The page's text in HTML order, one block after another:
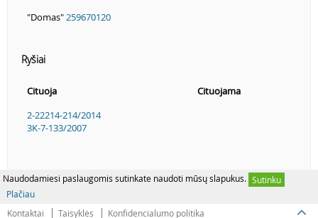
Naudodamiesi paslaugomis sutinkate naudoti mūsų slapukus. Sutinku
Plačiau
"Domas" 259670120
Ryšiai
Cituoja
Cituojama
2-22214-214/2014
3K-7-133/2007
Kontaktai Taisyklės Konfidencialumo politika